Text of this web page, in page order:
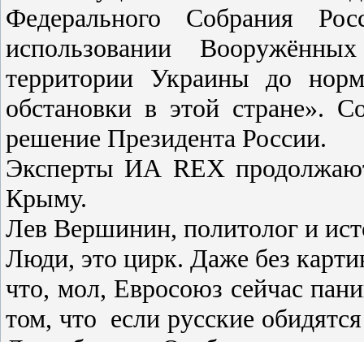
Федерального Собрания
использовании
территории Украины до
обстановки в этой стране».
решение Президента России.
Эксперты ИА REX
Крыму.
Лев Вершинин, политолог и
Люди, это цирк. Даже без
что, мол, Евроcоюз cейчаc
том, что еcли руccкие